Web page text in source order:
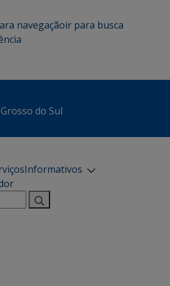
navegaçãoir para busca
do Sul
Informativos